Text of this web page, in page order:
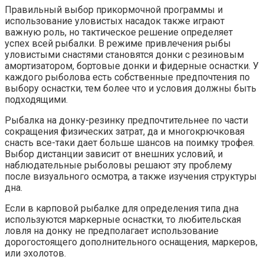
Правильный выбор прикормочной программы и
использование уловистых насадок также играют
важную роль, но тактическое решение определяет
успех всей рыбалки. В режиме привлечения рыбы
уловистыми снастями становятся донки с резиновым
амортизатором, бортовые донки и фидерные оснастки. У
каждого рыболова есть собственные предпочтения по
выбору оснастки, тем более что и условия должны быть
подходящими.
Рыбалка на донку-резинку предпочтительнее по части
сокращения физических затрат, да и многокрючковая
снасть все-таки дает больше шансов на поимку трофея.
Выбор дистанции зависит от внешних условий, и
наблюдательные рыболовы решают эту проблему
после визуального осмотра, а также изучения структуры
дна.
Если в карповой рыбалке для определения типа дна
используются маркерные оснастки, то любительская
ловля на донку не предполагает использование
дорогостоящего дополнительного оснащения, маркеров,
или эхолотов.